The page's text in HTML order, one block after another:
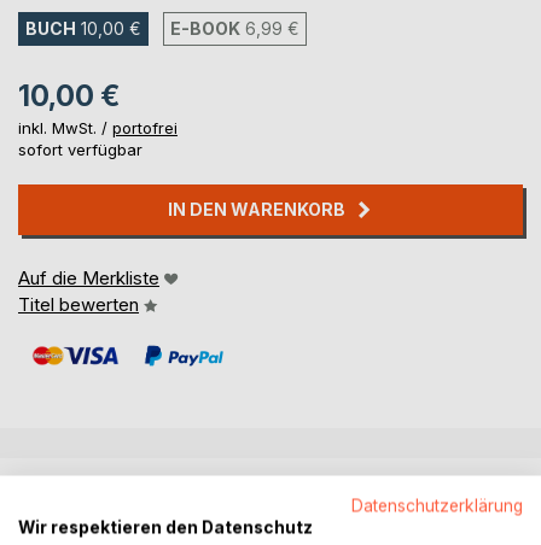
BUCH 10,00 € E-BOOK 6,99 €
10,00 €
inkl. MwSt. / portofrei
sofort verfügbar
IN DEN WARENKORB
Auf die Merkliste
Titel bewerten
Datenschutzerklärung
Wir respektieren den Datenschutz